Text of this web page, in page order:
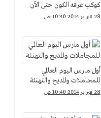
كوكب عرفه الكون حتى الآن
28 فبراير 2014 10:40 ص
أول مارس اليوم العالمي
للمجاملات والمديح والتهنئة
28 فبراير 2014 10:40 ص